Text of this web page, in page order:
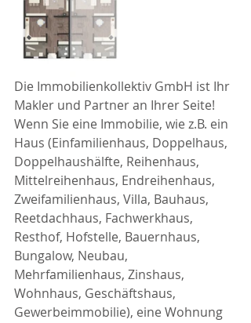
Die Immobilienkollektiv GmbH ist Ihr
Makler und Partner an Ihrer Seite!
Wenn Sie eine Immobilie, wie z.B. ein
Haus (Einfamilienhaus, Doppelhaus,
Doppelhaushälfte, Reihenhaus,
Mittelreihenhaus, Endreihenhaus,
Zweifamilienhaus, Villa, Bauhaus,
Reetdachhaus, Fachwerkhaus,
Resthof, Hofstelle, Bauernhaus,
Bungalow, Neubau,
Mehrfamilienhaus, Zinshaus,
Wohnhaus, Geschäftshaus,
Gewerbeimmobilie), eine Wohnung